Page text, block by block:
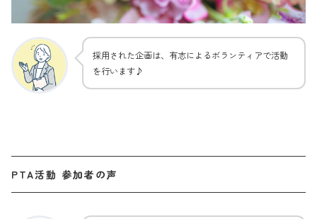
採用された企画は、有志によるボランティアで活動
を行います♪
PTA活動 参加者の声